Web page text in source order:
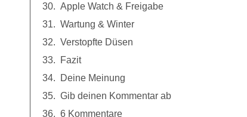
Apple Watch & Freigabe
Wartung & Winter
Verstopfte Düsen
Fazit
Deine Meinung
Gib deinen Kommentar ab
6 Kommentare